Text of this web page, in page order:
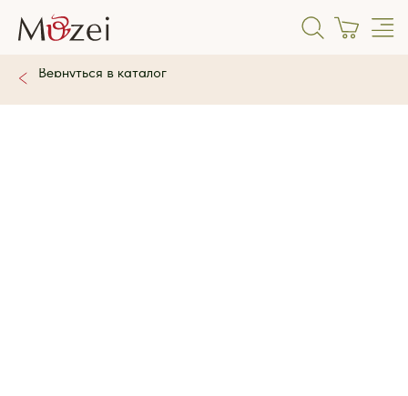
Вернуться в каталог